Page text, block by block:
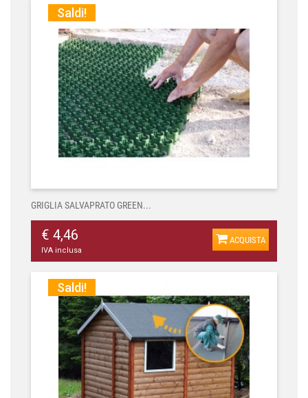
Saldi!
GRIGLIA SALVAPRATO GREEN...
€ 4,46
IVA inclusa
ACQUISTA
Saldi!